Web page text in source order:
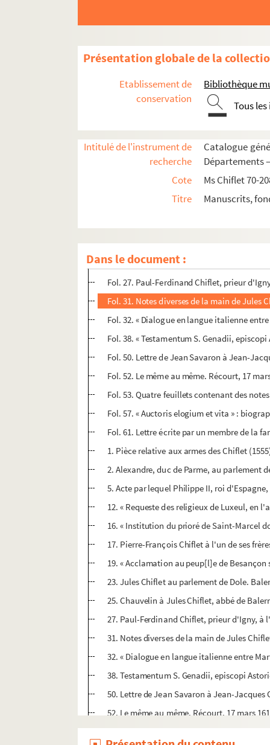
Présentation globale de la
Etablissement de
conservation
Bibliothèque
Tous
Intitulé de l'instrument de
recherche
Catalogue
Départements
Cote
Ms Chiflet 70-
Titre
Manuscrits,
Dans le document :
Ms Chiflet 205. « Histoire du
Ms Chiflet 207. Pièces diverses
Fol. 1. Pièce relative aux armes des Chiflet
Fol. 2. Alexandre, duc de Parme, au
Fol. 5. Acte par lequel Philippe II, roi
Fol. 12. « Requeste des religieux de
Fol. 17. Pierre-François Chiflet à l'un de
Fol. 19. « Acclamation au peup[l]e de
Fol. 23. Jules Chiflet au parlement de Dole.
Fol. 25. Chauvelin à Jules Chiflet, abbé de
Fol. 27. Paul-Ferdinand Chiflet, prieur
Fol. 31. Notes diverses de la main de Jules
Fol. 32. « Dialogue en langue italienne
Fol. 38. « Testamentum S. Genadii, episcopi
Fol. 50. Lettre de Jean Savaron à Jean-
Fol. 52. Le même au même. Récourt, 17
Fol. 53. Quatre feuillets contenant des
Fol. 57. « Auctoris elogium et vita » :
Fol. 61. Lettre écrite par un membre de la
1. Pièce relative aux armes des Chiflet
2. Alexandre, duc de Parme, au parlement
5. Acte par lequel Philippe II, roi
12. « Requeste des religieux de Luxeul,
16. « Institution du prioré de Saint-Marcel
17. Pierre-François Chiflet à l'un de ses
19. « Acclamation au peup[l]e de
23. Jules Chiflet au parlement de Dole.
25. Chauvelin à Jules Chiflet, abbé de
27. Paul-Ferdinand Chiflet, prieur d'Igny, à
31. Notes diverses de la main de Jules
32. « Dialogue en langue italienne entre
38. Testamentum S. Genadii, episcopi
50. Lettre de Jean Savaron à Jean-Jacques
52. Le même au même. Récourt, 17 mars
53. Quatre feuillets contenant des notes